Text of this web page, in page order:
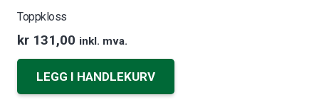
Toppkloss
kr 131,00 inkl. mva.
LEGG I HANDLEKURV